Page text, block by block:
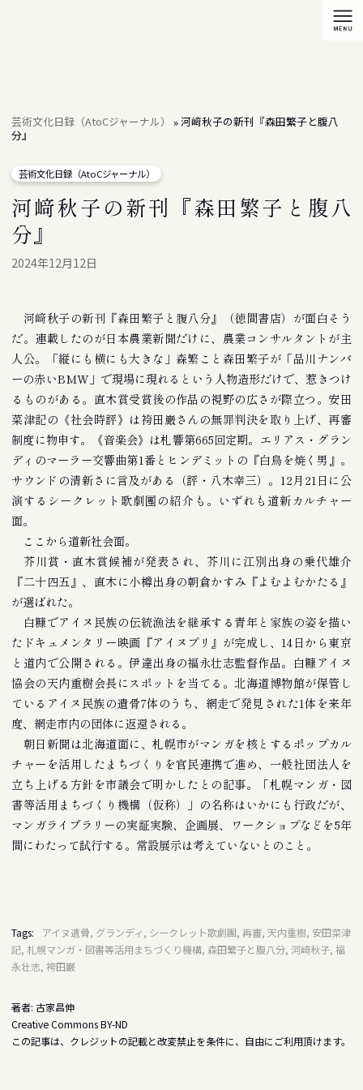
芸術文化日録（AtoCジャーナル） »河﨑秋子の新刊『森田繁子と腹八
分』
芸術文化日録（AtoCジャーナル）
河﨑秋子の新刊『森田繁子と腹八
分』
2024年12月12日
河﨑秋子の新刊『森田繁子と腹八分』（徳間書店）が面白そう
だ。連載したのが日本農業新聞だけに、農業コンサルタントが主
人公。「縦にも横にも大きな」森繁こと森田繁子が「品川ナンバ
ーの赤いBMW」で現場に現れるという人物造形だけで、惹きつけ
るものがある。直木賞受賞後の作品の視野の広さが際立つ。安田
菜津記の《社会時評》は袴田巌さんの無罪判決を取り上げ、再審
制度に物申す。《音楽会》は札響第665回定期。エリアス・グラン
ディのマーラー交響曲第1番とヒンデミットの『白鳥を焼く男』。
サウンドの清新さに言及がある（評・八木幸三）。12月21日に公
演するシークレット歌劇團の紹介も。いずれも道新カルチャー
面。
ここから道新社会面。
芥川賞・直木賞候補が発表され、芥川に江別出身の乗代雄介
『二十四五』、直木に小樽出身の朝倉かすみ『よむよむかたる』
が選ばれた。
白糠でアイヌ民族の伝統漁法を継承する青年と家族の姿を描い
たドキュメンタリー映画『アイヌプリ』が完成し、14日から東京
と道内で公開される。伊達出身の福永壮志監督作品。白糠アイヌ
協会の天内重樹会長にスポットを当てる。北海道博物館が保管し
ているアイヌ民族の遺骨7体のうち、網走で発見された1体を来年
度、網走市内の団体に返還される。
朝日新聞は北海道面に、札幌市がマンガを核とするポップカル
チャーを活用したまちづくりを官民連携で進め、一般社団法人を
立ち上げる方針を市議会で明かしたとの記事。「札幌マンガ・図
書等活用まちづくり機構（仮称）」の名称はいかにも行政だが、
マンガライブラリーの実証実験、企画展、ワークショプなどを5年
間にわたって試行する。常設展示は考えていないとのこと。
Tags:
アイヌ遺骨, グランディ, シークレット歌劇團, 再審, 天内重樹, 安田菜津
記, 札幌マンガ・図書等活用まちづくり機構, 森田繁子と腹八分, 河﨑秋子, 福
永壮志, 袴田巌
著者: 古家昌伸
Creative Commons BY-ND
この記事は、クレジットの記載と改変禁止を条件に、自由にご利用頂けます。